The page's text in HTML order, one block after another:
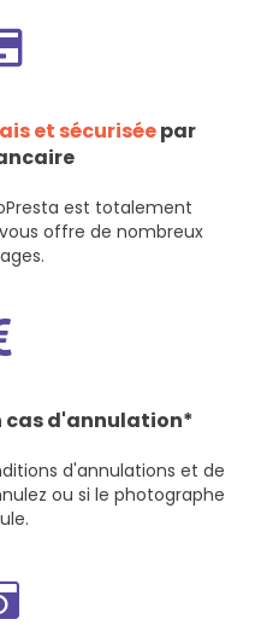
et sécuriséepar
est totalement
offre de nombreux
cas d'annulation*
d'annulations et de
ou si le photographe